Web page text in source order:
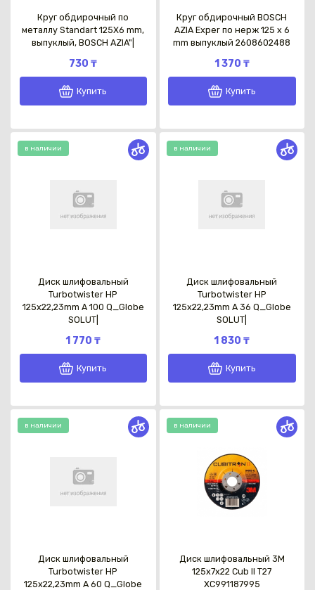
Круг обдирочный по
металлу Standart 125Х6 mm,
выпуклый, BOSCH AZIA"|
730 ₸
Купить
Круг обдирочный BOSCH
AZIA Exper по нерж 125 x 6
mm выпуклый 2608602488
1 370 ₸
Купить
в наличии
Диск шлифовальный
Turbotwister HP
125x22,23mm A 100 Q_Globe
SOLUT|
1 770 ₸
Купить
в наличии
Диск шлифовальный
Turbotwister HP
125x22,23mm A 36 Q_Globe
SOLUT|
1 830 ₸
Купить
в наличии
Диск шлифовальный
Turbotwister HP
125x22,23mm A 60 Q_Globe
в наличии
Диск шлифовальный 3M
125x7x22 Cub II T27
XC991187995